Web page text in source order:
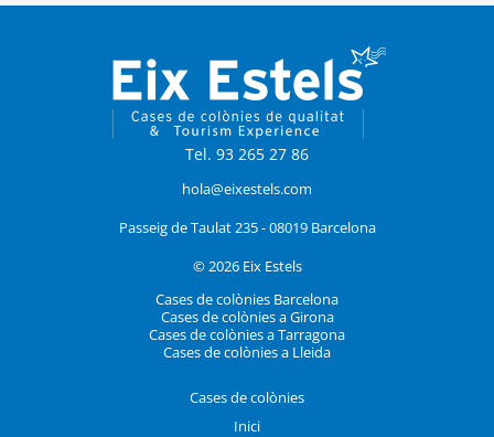
Tel. 93 265 27 86
hola@eixestels.com
Passeig de Taulat 235 - 08019 Barcelona
© 2026 Eix Estels
Cases de colònies Barcelona
Cases de colònies a Girona
Cases de colònies a Tarragona
Cases de colònies a Lleida
Cases de colònies
Inici